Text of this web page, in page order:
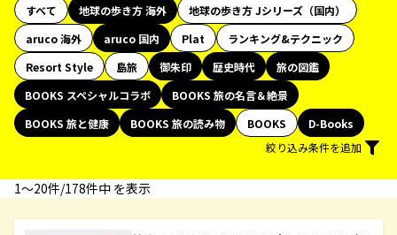
すべて 地球の歩き方 海外
地球の歩き方 Jシリーズ（国内）
aruco 海外
aruco 国内 Plat
ランキング&テクニック
Resort Style
島旅 御朱印 歴史時代
旅の図鑑
BOOKS スペシャルコラボ
BOOKS 旅の名言＆絶景
BOOKS 旅と健康
BOOKS 旅の読み物 BOOKS
D-Books
絞り込み条件を追加
1〜20件/178件中 を表示